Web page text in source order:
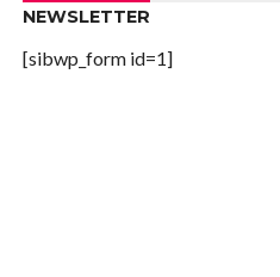
NEWSLETTER
[sibwp_form id=1]